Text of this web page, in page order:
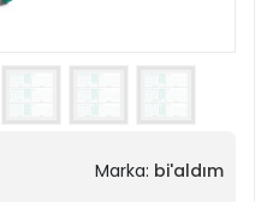
Marka: bi'aldım